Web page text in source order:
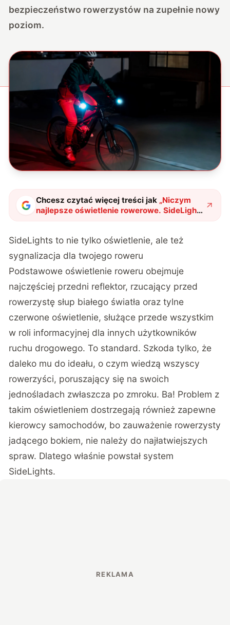
bezpieczeństwo rowerzystów na zupełnie nowy
poziom.
Chcesz czytać więcej treści jak „Niczym
najlepsze oświetlenie rowerowe. SideLights
zwiększa bezpieczeństwo wykładniczo"?
SideLights to nie tylko oświetlenie, ale też
sygnalizacja dla twojego roweru
Podstawowe oświetlenie roweru obejmuje
najczęściej przedni reflektor, rzucający przed
rowerzystę słup białego światła oraz tylne
czerwone oświetlenie, służące przede wszystkim
w roli informacyjnej dla innych użytkowników
ruchu drogowego. To standard. Szkoda tylko, że
daleko mu do ideału, o czym wiedzą wszyscy
rowerzyści, poruszający się na swoich
jednośladach zwłaszcza po zmroku. Ba! Problem z
takim oświetleniem dostrzegają również zapewne
kierowcy samochodów, bo zauważenie rowerzysty
jadącego bokiem, nie należy do najłatwiejszych
spraw. Dlatego właśnie powstał system
SideLights.